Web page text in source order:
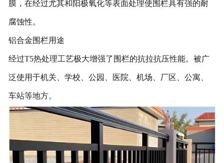
膜，在经过尤其和阳极氧化等表面处理使围栏具有强的耐
腐蚀性。
铝合金围栏用途
经过T5热处理工艺极大增强了围栏的抗拉抗压性能。被广
泛使用于机关、学校、公园、医院、机场、厂区、公寓、
车站等地方。